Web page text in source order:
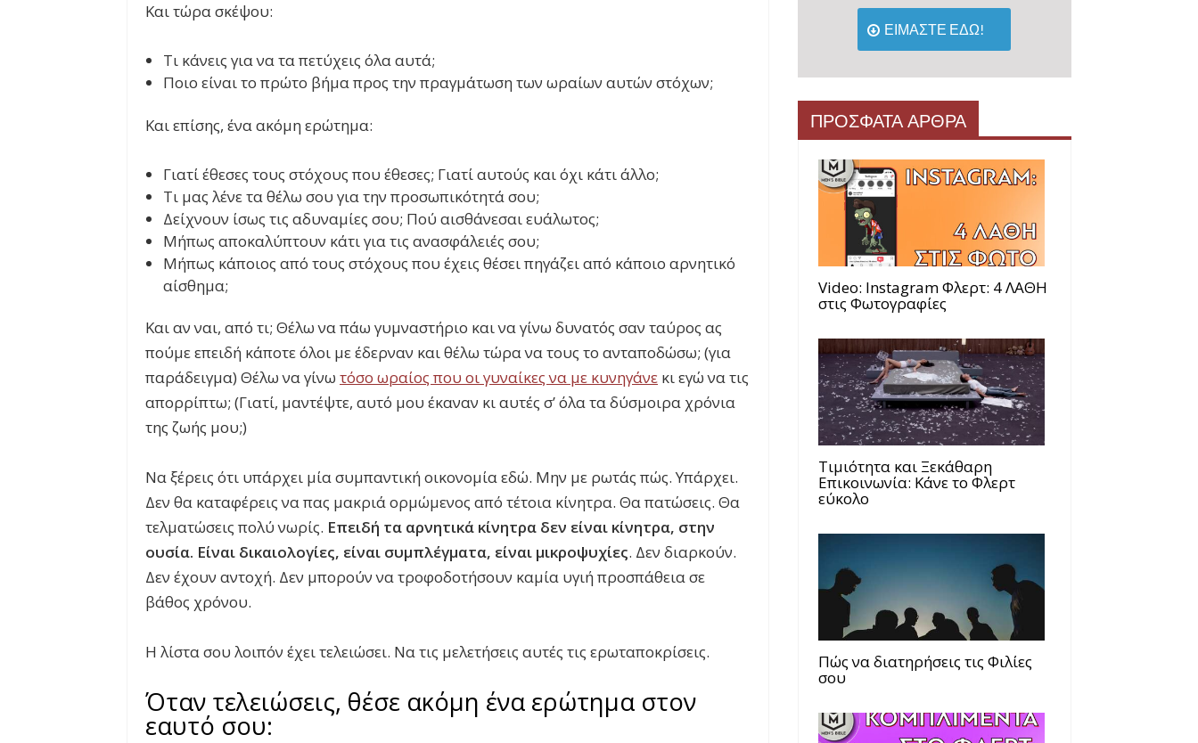
Και τώρα σκέψου:
Τι κάνεις για να τα πετύχεις όλα αυτά;
Ποιο είναι το πρώτο βήμα προς την πραγμάτωση των ωραίων αυτών στόχων;
Και επίσης, ένα ακόμη ερώτημα:
Γιατί έθεσες τους στόχους που έθεσες; Γιατί αυτούς και όχι κάτι άλλο;
Τι μας λένε τα θέλω σου για την προσωπικότητά σου;
Δείχνουν ίσως τις αδυναμίες σου; Πού αισθάνεσαι ευάλωτος;
Μήπως αποκαλύπτουν κάτι για τις ανασφάλειές σου;
Μήπως κάποιος από τους στόχους που έχεις θέσει πηγάζει από κάποιο αρνητικό
αίσθημα;
Και αν ναι, από τι; Θέλω να πάω γυμναστήριο και να γίνω δυνατός σαν ταύρος ας
πούμε επειδή κάποτε όλοι με έδερναν και θέλω τώρα να τους το ανταποδώσω; (για
παράδειγμα) Θέλω να γίνω τόσο ωραίος που οι γυναίκες να με κυνηγάνε κι εγώ να τις
απορρίπτω; (Γιατί, μαντέψτε, αυτό μου έκαναν κι αυτές σ’ όλα τα δύσμοιρα χρόνια
της ζωής μου;)
Να ξέρεις ότι υπάρχει μία συμπαντική οικονομία εδώ. Μην με ρωτάς πώς. Υπάρχει.
Δεν θα καταφέρεις να πας μακριά ορμώμενος από τέτοια κίνητρα. Θα πατώσεις. Θα
τελματώσεις πολύ νωρίς. Επειδή τα αρνητικά κίνητρα δεν είναι κίνητρα, στην
ουσία. Είναι δικαιολογίες, είναι συμπλέγματα, είναι μικροψυχίες. Δεν διαρκούν.
Δεν έχουν αντοχή. Δεν μπορούν να τροφοδοτήσουν καμία υγιή προσπάθεια σε
βάθος χρόνου.
Η λίστα σου λοιπόν έχει τελειώσει. Να τις μελετήσεις αυτές τις ερωταποκρίσεις.
Όταν τελειώσεις, θέσε ακόμη ένα ερώτημα στον
εαυτό σου:
ΕΙΜΑΣΤΕ ΕΔΩ!
ΠΡΟΣΦΑΤΑ ΑΡΘΡΑ
Video: Instagram Φλερτ: 4 ΛΑΘΗ
στις Φωτογραφίες
Τιμιότητα και Ξεκάθαρη
Επικοινωνία: Κάνε το Φλερτ
εύκολο
Πώς να διατηρήσεις τις Φιλίες
σου